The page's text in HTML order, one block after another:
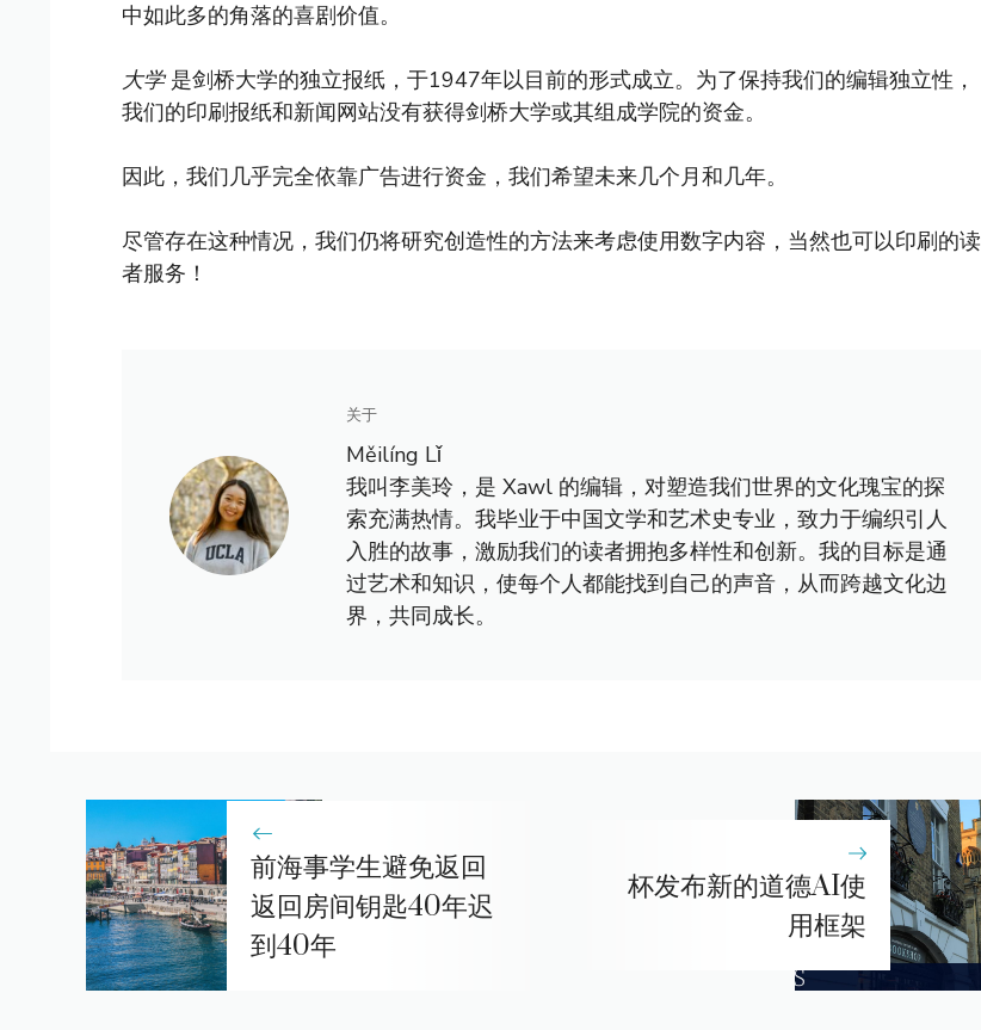
中如此多的角落的喜剧价值。
大学是剑桥大学的独立报纸，于1947年以目前的形式成立。为了保持我们的编辑独立性，
我们的印刷报纸和新闻网站没有获得剑桥大学或其组成学院的资金。
因此，我们几乎完全依靠广告进行资金，我们希望未来几个月和几年。
尽管存在这种情况，我们仍将研究创造性的方法来考虑使用数字内容，当然也可以印刷的读
者服务！
关于
Měilíng Lǐ
我叫李美玲，是 Xawl 的编辑，对塑造我们世界的文化瑰宝的探
索充满热情。我毕业于中国文学和艺术史专业，致力于编织引人
入胜的故事，激励我们的读者拥抱多样性和创新。我的目标是通
过艺术和知识，使每个人都能找到自己的声音，从而跨越文化边
界，共同成长。
前海事学生避免返回
返回房间钥匙40年迟
到40年
杯发布新的道德AI使
用框架